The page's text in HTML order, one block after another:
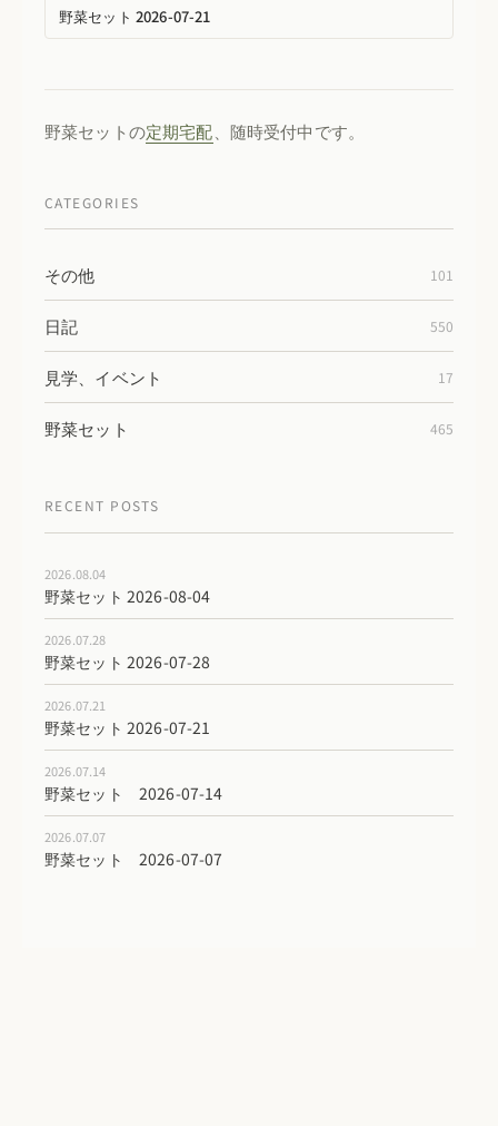
野菜セット 2026-07-21
野菜セットの定期宅配 、随時受付中です。
CATEGORIES
その他 101
日記 550
見学、イベント 17
野菜セット 465
RECENT POSTS
2026.08.04
野菜セット 2026-08-04
2026.07.28
野菜セット 2026-07-28
2026.07.21
野菜セット 2026-07-21
2026.07.14
野菜セット 2026-07-14
2026.07.07
野菜セット 2026-07-07